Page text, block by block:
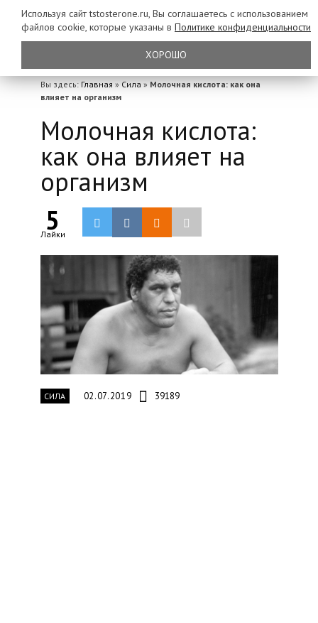
Вы здесь: Главная » Сила » Молочная кислота: как она
влияет на организм
Молочная кислота:
как она влияет на
организм
5
Лайки
СИЛА 02.07.2019 39189
Используя сайт tstosterone.ru, Вы соглашаетесь с использованием
файлов cookie, которые указаны в Политике конфиденциальности
ХОРОШО